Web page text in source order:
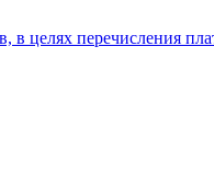
целях перечисления